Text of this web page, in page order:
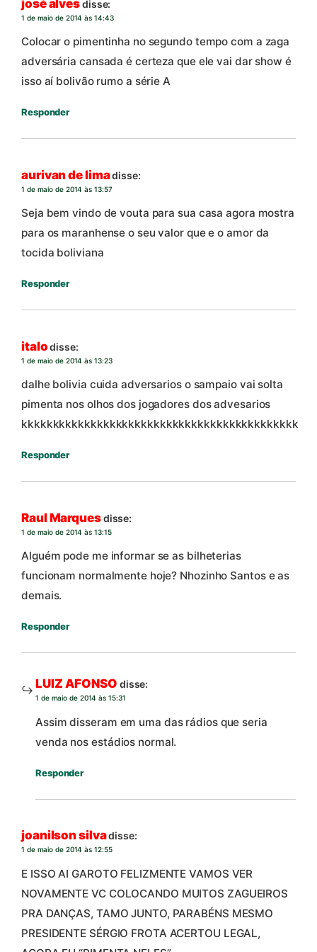
josé alvesdisse:
1 de maio de 2014 às 14:43
Colocar o pimentinha no segundo tempo com a zaga
adversária cansada é certeza que ele vai dar show é
isso aí bolivão rumo a série A
Responder
aurivan de limadisse:
1 de maio de 2014 às 13:57
Seja bem vindo de vouta para sua casa agora mostra
para os maranhense o seu valor que e o amor da
tocida boliviana
Responder
italo disse:
1 de maio de 2014 às 13:23
dalhe bolivia cuida adversarios o sampaio vai solta
pimenta nos olhos dos jogadores dos advesarios
kkkkkkkkkkkkkkkkkkkkkkkkkkkkkkkkkkkkkkkkkkkk
Responder
Raul Marquesdisse:
1 de maio de 2014 às 13:15
Alguém pode me informar se as bilheterias
funcionam normalmente hoje? Nhozinho Santos e as
demais.
Responder
LUIZ AFONSO disse:
1 de maio de 2014 às 15:31
Assim disseram em uma das rádios que seria
venda nos estádios normal.
Responder
joanilson silvadisse:
1 de maio de 2014 às 12:55
E ISSO AI GAROTO FELIZMENTE VAMOS VER
NOVAMENTE VC COLOCANDO MUITOS ZAGUEIROS
PRA DANÇAS, TAMO JUNTO, PARABÉNS MESMO
PRESIDENTE SÉRGIO FROTA ACERTOU LEGAL,